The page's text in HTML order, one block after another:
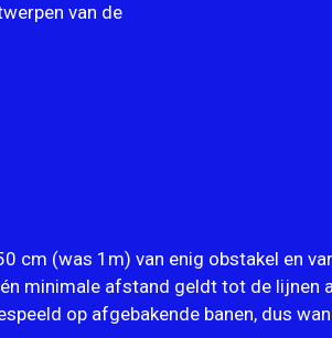
van de
cm (was 1m) van enig obstakel en
minimale afstand geldt tot de lijnen
op afgebakende banen, dus